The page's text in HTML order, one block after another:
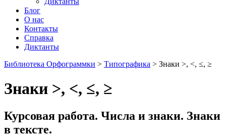
Блог
О нас
Контакты
Справка
Диктанты
Библиотека Орфограммки > Типографика > Знаки >, <, ≤, ≥
Знаки >, <, ≤, ≥
Курсовая работа. Числа и знаки. Знаки
в тексте.